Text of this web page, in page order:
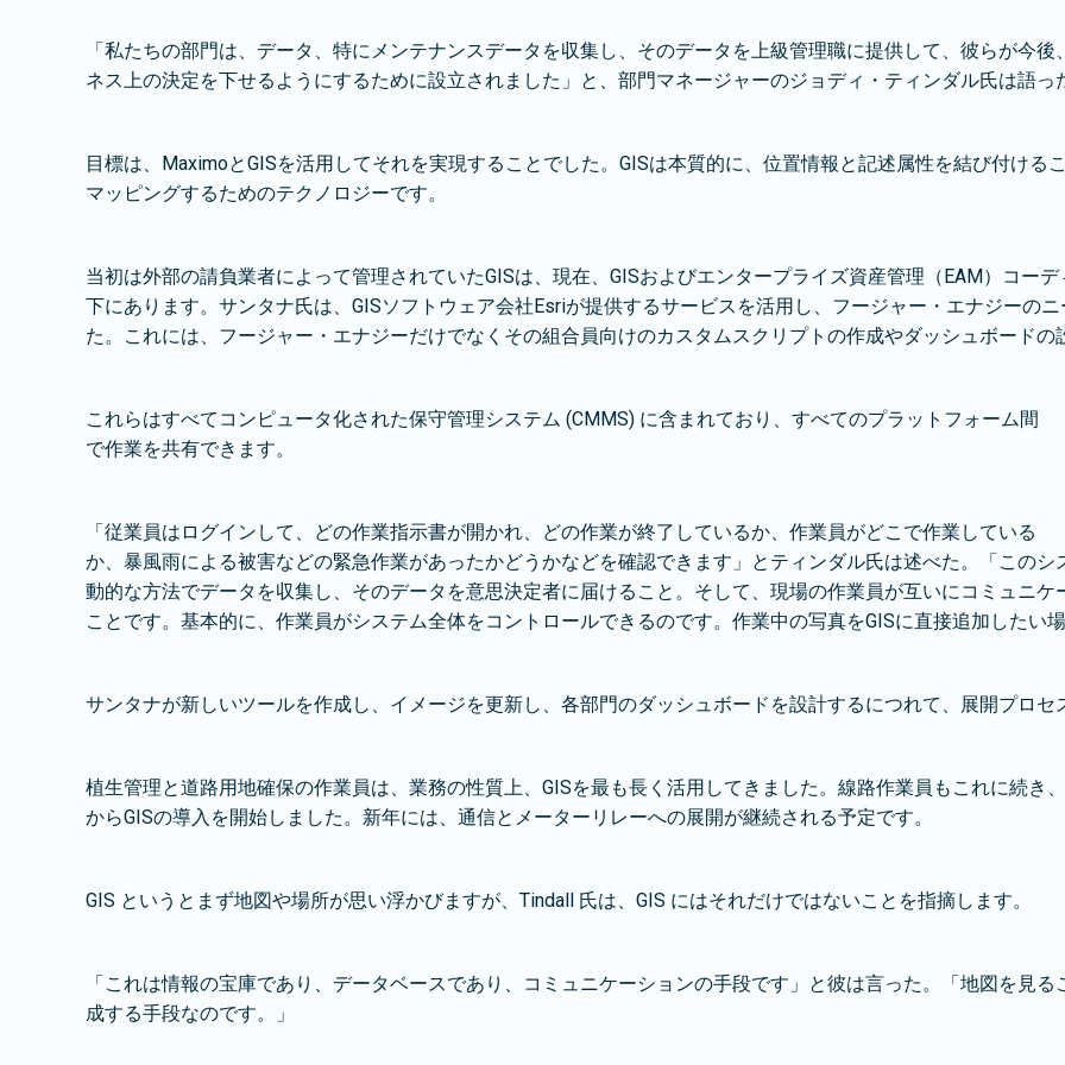
「私たちの部門は、データ、特にメンテナンスデータを収集し、そのデータを上級管理職に提供して、彼らが今
ネス上の決定を下せるようにするために設立されました」と、部門マネージャーのジョディ・ティンダル氏は語っ
目標は、MaximoとGISを活用してそれを実現することでした。GISは本質的に、位置情報と記述属性を結び付け
マッピングするためのテクノロジーです。
当初は外部の請負業者によって管理されていたGISは、現在、GISおよびエンタープライズ資産管理（EAM）コー
下にあります。サンタナ氏は、GISソフトウェア会社Esriが提供するサービスを活用し、フージャー・エナジーの
た。これには、フージャー・エナジーだけでなくその組合員向けのカスタムスクリプトの作成やダッシュボードの
これらはすべてコンピュータ化された保守管理システム (CMMS) に含まれており、すべてのプラットフォーム間
で作業を共有できます。
「従業員はログインして、どの作業指示書が開かれ、どの作業が終了しているか、作業員がどこで作業している
か、暴風雨による被害などの緊急作業があったかどうかなどを確認できます」とティンダル氏は述べた。「この
動的な方法でデータを収集し、そのデータを意思決定者に届けること。そして、現場の作業員が互いにコミュニ
ことです。基本的に、作業員がシステム全体をコントロールできるのです。作業中の写真をGISに直接追加したい
サンタナが新しいツールを作成し、イメージを更新し、各部門のダッシュボードを設計するにつれて、展開プロ
植生管理と道路用地確保の作業員は、業務の性質上、GISを最も長く活用してきました。線路作業員もこれに続き
からGISの導入を開始しました。新年には、通信とメーターリレーへの展開が継続される予定です。
GIS というとまず地図や場所が思い浮かびますが、Tindall 氏は、GIS にはそれだけではないことを指摘します。
「これは情報の宝庫であり、データベースであり、コミュニケーションの手段です」と彼は言った。「地図を見
成する手段なのです。」